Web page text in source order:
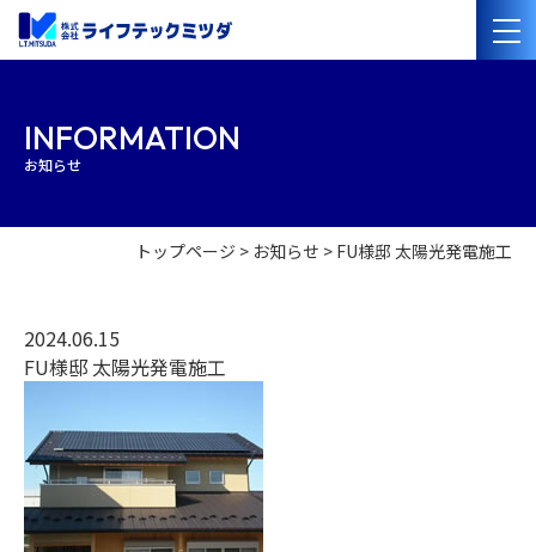
会社案内
経営理念
事業紹介
施工事例
採用情報
協力業者の皆様へ
INFORMATION
お知らせ
トップページ お知らせ FU様邸 太陽光発電施工
2024.06.15
FU様邸 太陽光発電施工